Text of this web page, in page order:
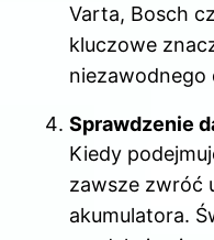
Varta, Bosch
kluczowe
niezawodnego
Sprawdzenie
Kiedy
zawsze zwróć
akumulatora.